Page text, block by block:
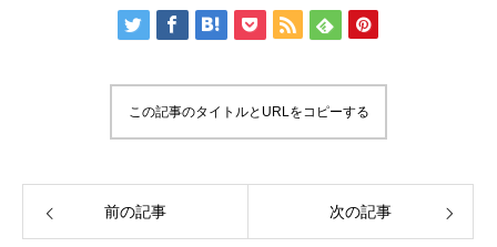
この記事のタイトルとURLをコピーする
前の記事 次の記事